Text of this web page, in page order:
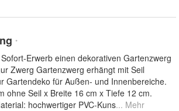
*
Erwerb einen dekorativen Gartenzwerg
Zwerg Gartenzwerg erhängt mit Seil
Gartendeko für Außen- und Innenbereiche.
ohne Seil x Breite 16 cm x Tiefe 12 cm.
hochwertiger PVC-Kuns... Mehr